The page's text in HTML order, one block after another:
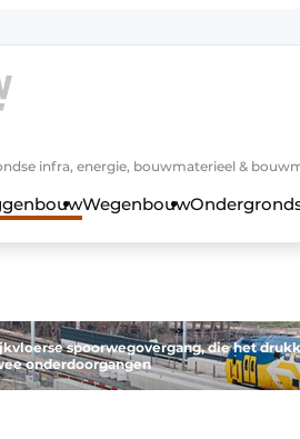
infra, energie, bouwmaterieel &
Wegenbouw
spoorwegovergang, die het
onderdoorgangen